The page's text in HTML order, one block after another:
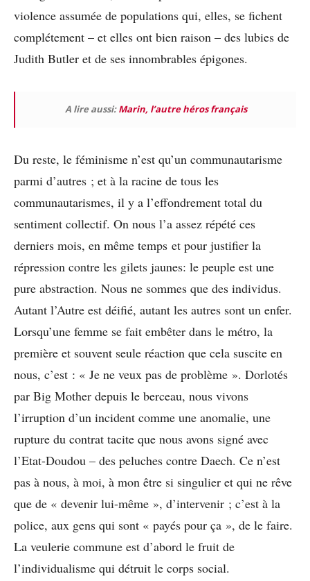
violence assumée de populations qui, elles, se fichent
complétement – et elles ont bien raison – des lubies de
Judith Butler et de ses innombrables épigones.
A lire aussi:Marin, l’autre héros français
Du reste, le féminisme n’est qu’un communautarisme
parmi d’autres ; et à la racine de tous les
communautarismes, il y a l’effondrement total du
sentiment collectif. On nous l’a assez répété ces
derniers mois, en même temps et pour justifier la
répression contre les gilets jaunes: le peuple est une
pure abstraction. Nous ne sommes que des individus.
Autant l’Autre est déifié, autant les autres sont un enfer.
Lorsqu’une femme se fait embêter dans le métro, la
première et souvent seule réaction que cela suscite en
nous, c’est : « Je ne veux pas de problème ». Dorlotés
par Big Mother depuis le berceau, nous vivons
l’irruption d’un incident comme une anomalie, une
rupture du contrat tacite que nous avons signé avec
l’Etat-Doudou – des peluches contre Daech. Ce n’est
pas à nous, à moi, à mon être si singulier et qui ne rêve
que de « devenir lui-même », d’intervenir ; c’est à la
police, aux gens qui sont « payés pour ça », de le faire.
La veulerie commune est d’abord le fruit de
l’individualisme qui détruit le corps social.